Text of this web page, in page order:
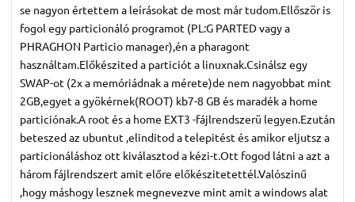
se nagyon értettem a leírásokat de most már tudom.Ellőször is
fogol egy particionáló programot (PL:G PARTED vagy a
PHRAGHON Particio manager),én a pharagont
használtam.Előkészited a particiót a linuxnak.Csinálsz egy
SWAP-ot (2x a memóriádnak a mérete)de nem nagyobbat mint
2GB,egyet a gyökérnek(ROOT) kb7-8 GB és maradék a home
particiónak.A root és a home EXT3 -fájlrendszerü legyen.Ezután
beteszed az ubuntut ,elinditod a telepitést és amikor eljutsz a
particionáláshoz ott kiválasztod a kézi-t.Ott fogod látni a azt a
három fájlrendszert amit előre előkészitetettél.Valószinű
,hogy máshogy lesznek megnevezve mint amit a windows alat